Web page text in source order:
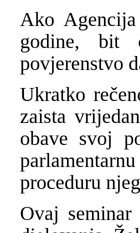
Ako
godine, bit
povjerenstvo
Ukratko
zaista
obave svoj
proceduru
Ovaj